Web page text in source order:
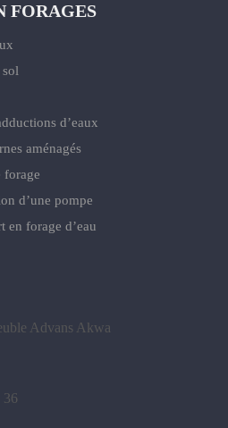
FORAGES
d’eaux
aménagés
forage
d’une pompe
en forage d’eau
Advans Akwa
36